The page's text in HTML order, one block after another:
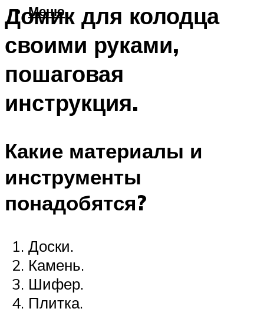
Меню
Домик для колодца
своими руками,
пошаговая
инструкция.
Какие материалы и
инструменты
понадобятся?
Доски.
Камень.
Шифер.
Плитка.